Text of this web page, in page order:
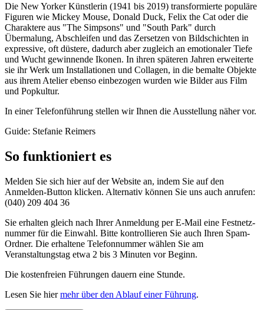
Die New Yorker Künstlerin (1941 bis 2019) transformierte populäre
Figuren wie Mickey Mouse, Donald Duck, Felix the Cat oder die
Charaktere aus "The Simpsons" und "South Park" durch
Übermalung, Abschleifen und das Zersetzen von Bildschichten in
expressive, oft düstere, dadurch aber zugleich an emotionaler Tiefe
und Wucht gewinnende Ikonen. In ihren späteren Jahren erweiterte
sie ihr Werk um Installationen und Collagen, in die bemalte Objekte
aus ihrem Atelier ebenso einbezogen wurden wie Bilder aus Film
und Popkultur.
In einer Telefonführung stellen wir Ihnen die Ausstellung näher vor.
Guide: Stefanie Reimers
So funktioniert es
Melden Sie sich hier auf der Website an, indem Sie auf den
Anmelden-Button klicken. Alternativ können Sie uns auch anrufen:
(040) 209 404 36
Sie erhalten gleich nach Ihrer Anmeldung per E-Mail eine Festnetz­
nummer für die Einwahl. Bitte kontrollieren Sie auch Ihren Spam-
Ordner. Die erhaltene Telefonnummer wählen Sie am
Veranstaltungs­tag etwa 2 bis 3 Minuten vor Beginn.
Die kostenfreien Führungen dauern eine Stunde.
Lesen Sie hiermehr über den Ablauf einer Führung.